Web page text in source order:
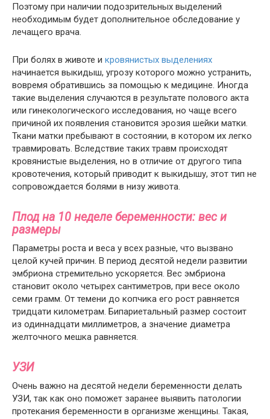
Поэтому при наличии подозрительных выделений
необходимым будет дополнительное обследование у
лечащего врача.
При болях в животе и кровянистых выделениях
начинается выкидыш, угрозу которого можно устранить,
вовремя обратившись за помощью к медицине. Иногда
такие выделения случаются в результате полового акта
или гинекологического исследования, но чаще всего
причиной их появления становится эрозия шейки матки.
Ткани матки пребывают в состоянии, в котором их легко
травмировать. Вследствие таких травм происходят
кровянистые выделения, но в отличие от другого типа
кровотечения, который приводит к выкидышу, этот тип не
сопровождается болями в низу живота.
Плод на 10 неделе беременности: вес и
размеры
Параметры роста и веса у всех разные, что вызвано
целой кучей причин. В период десятой недели развитии
эмбриона стремительно ускоряется. Вес эмбриона
становит около четырех сантиметров, при весе около
семи грамм. От темени до копчика его рост равняется
тридцати километрам. Бипариетальный размер состоит
из одиннадцати миллиметров, а значение диаметра
желточного мешка равняется.
УЗИ
Очень важно на десятой недели беременности делать
УЗИ, так как оно поможет заранее выявить патологии
протекания беременности в организме женщины. Такая,